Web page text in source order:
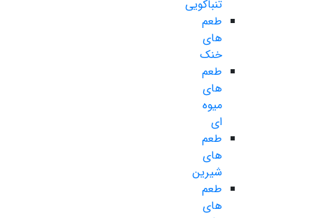
تنباکویی
طعم
های
خنک
طعم
های
میوه
ای
طعم
های
شیرین
طعم
های